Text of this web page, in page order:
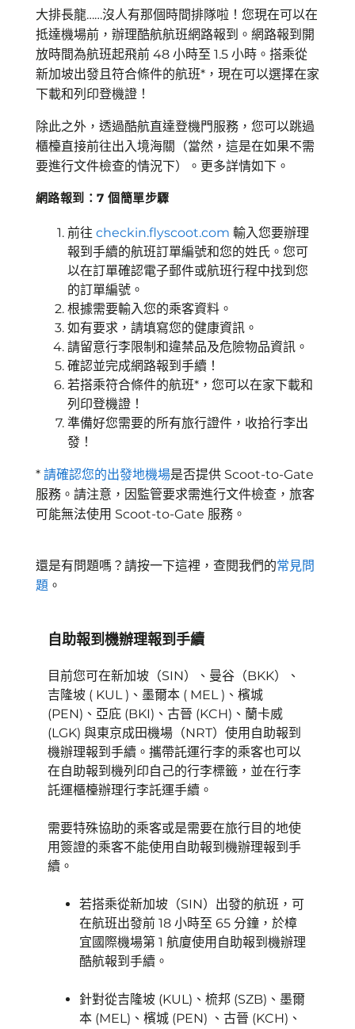
大排長龍……沒人有那個時間排隊啦！您現在可以在
抵達機場前，辦理酷航航班網路報到。網路報到開
放時間為航班起飛前 48 小時至 1.5 小時。搭乘從
新加坡出發且符合條件的航班*，現在可以選擇在家
下載和列印登機證！
除此之外，透過酷航直達登機門服務，您可以跳過
櫃檯直接前往出入境海關（當然，這是在如果不需
要進行文件檢查的情況下）。更多詳情如下。
網路報到：7 個簡單步驟
前往 checkin.flyscoot.com 輸入您要辦理
報到手續的航班訂單編號和您的姓氏。您可
以在訂單確認電子郵件或航班行程中找到您
的訂單編號。
根據需要輸入您的乘客資料。
如有要求，請填寫您的健康資訊。
請留意行李限制和違禁品及危險物品資訊。
確認並完成網路報到手續！
若搭乘符合條件的航班*，您可以在家下載和
列印登機證！
準備好您需要的所有旅行證件，收拾行李出
發！
* 請確認您的出發地機場是否提供 Scoot-to-Gate
服務。請注意，因監管要求需進行文件檢查，旅客
可能無法使用 Scoot-to-Gate 服務。
還是有問題嗎？請按一下這裡，查閱我們的常見問
題 。
自助報到機辦理報到手續
目前您可在新加坡（SIN）、曼谷（BKK）、
吉隆坡 ( KUL )、墨爾本 ( MEL )、檳城
(PEN)、亞庇 (BKI)、 古晉 (KCH) 、蘭卡威
(LGK) 與東京成田機場（NRT）使用自助報到
機辦理報到手續。攜帶託運行李的乘客也可以
在自助報到機列印自己的行李標籤，並在行李
託運櫃檯辦理行李託運手續。
需要特殊協助的乘客或是需要在旅行目的地使
用簽證的乘客不能使用自助報到機辦理報到手
續。
若搭乘從新加坡（SIN）出發的航班，可
在航班出發前 18 小時至 65 分鐘，於樟
宜國際機場第 1 航廈使用自助報到機辦理
酷航報到手續。
針對從吉隆坡 (KUL)、梳邦 (SZB)、墨爾
本 (MEL)、檳城 (PEN) 、古晉 (KCH)、